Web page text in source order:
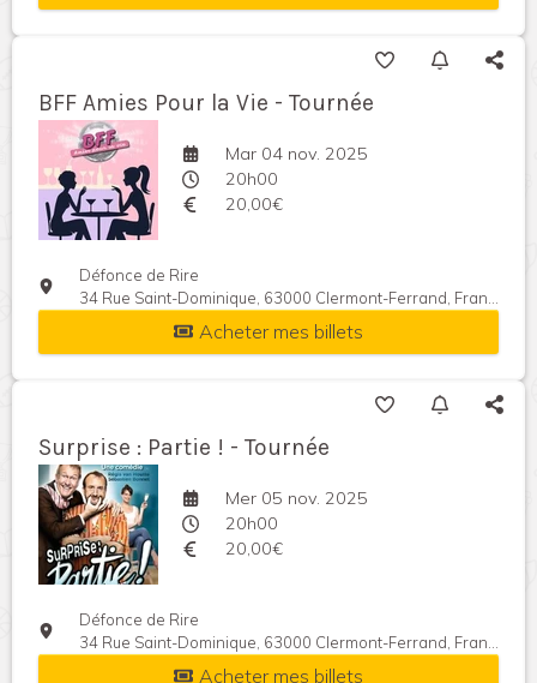
BFF Amies Pour la Vie - Tournée
Mar 04 nov. 2025
20h00
20,00€
Défonce de Rire
34 Rue Saint-Dominique, 63000 Clermont-Ferrand, France
Acheter mes billets
Surprise : Partie ! - Tournée
Mer 05 nov. 2025
20h00
20,00€
Défonce de Rire
34 Rue Saint-Dominique, 63000 Clermont-Ferrand, France
Acheter mes billets